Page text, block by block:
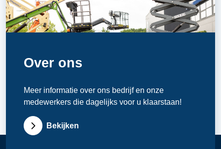
Over ons
Meer informatie over ons bedrijf en onze
medewerkers die dagelijks voor u klaarstaan!
Bekijken